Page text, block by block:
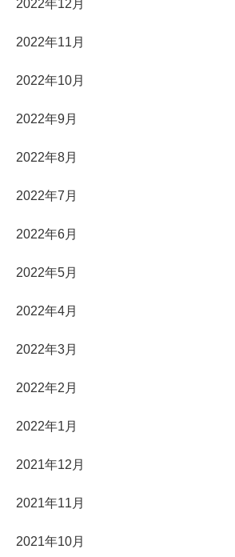
2022年12月
2022年11月
2022年10月
2022年9月
2022年8月
2022年7月
2022年6月
2022年5月
2022年4月
2022年3月
2022年2月
2022年1月
2021年12月
2021年11月
2021年10月